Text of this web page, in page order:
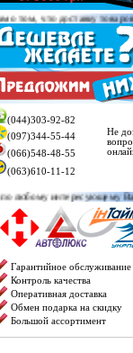
товаров/заказов от
(044)303-92-82
(097)344-55-44
(066)548-48-55
(063)610-11-12
Не
Вас вопросу, а
Гарантийное обслуживание
Контроль качества
Оперативная доставка
Обмен подарка на скидку
Большой ассортимент